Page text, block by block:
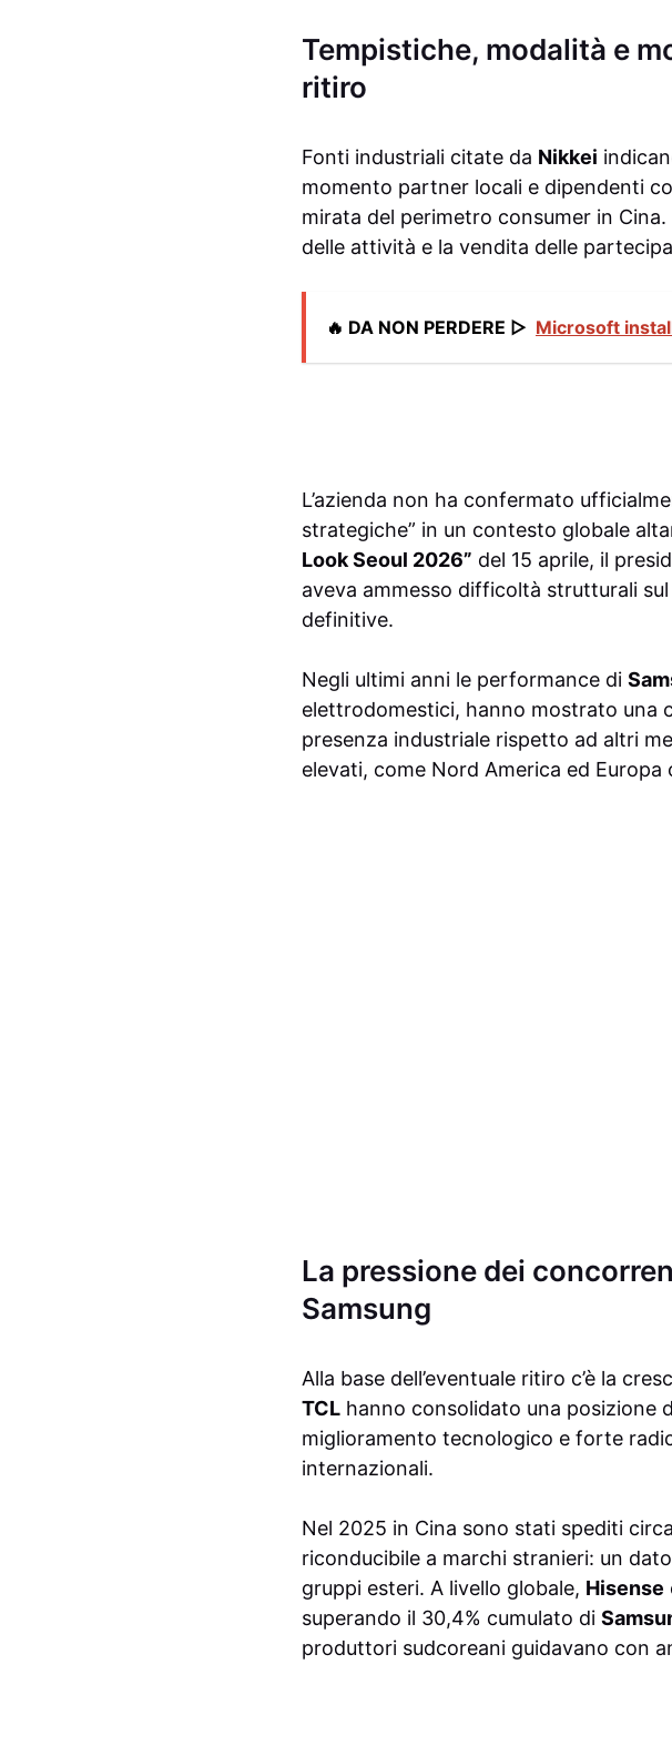
Tempistiche, modalità e
ritiro
Fonti industriali citate da Nikkei
momento partner locali e dipendenti
mirata del perimetro consumer in
delle attività e la vendita delle
🔥 DA NON PERDERE ▷ Microsoft
L’azienda non ha confermato
strategiche” in un contesto globale
Look Seoul 2026” del 15 aprile, il
aveva ammesso difficoltà strutturali
definitive.
Negli ultimi anni le performance di
elettrodomestici, hanno mostrato una
presenza industriale rispetto ad altri
elevati, come Nord America ed Europa
La pressione dei
Samsung
Alla base dell’eventuale ritiro c’è la
TCL hanno consolidato una posizione
miglioramento tecnologico e forte
internazionali.
Nel 2025 in Cina sono stati spediti
riconducibile a marchi stranieri: un
gruppi esteri. A livello globale, Hisense
superando il 30,4% cumulato di
produttori sudcoreani guidavano con